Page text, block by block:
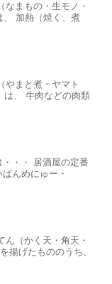
なまもの・生モノ・
、 加熱（焼く、煮
やまと煮・ヤマト
は、 牛肉などの肉類
・・ 居酒屋の定番
んめにゅー・
ん（かく天・角天・
揚げたもののうち、